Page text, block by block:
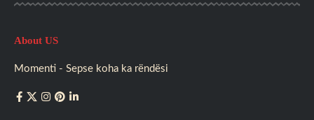
About US
Momenti - Sepse koha ka rëndësi